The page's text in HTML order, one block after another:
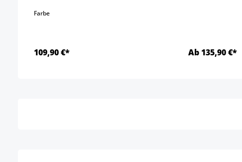
Farbeselect
109,90 €* Ab 135,90 €*